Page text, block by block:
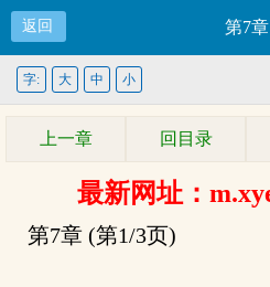
返回 第7章
字: 大 中 小
上一章 回目录
最新网址：
第7章 (第1/3页)